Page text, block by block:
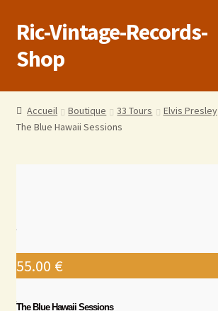
Ric-Vintage-Records-
Shop
Accueil
Boutique
Conditions générales de vente
Accueil Boutique 33 Tours Elvis Presley
The Blue Hawaii Sessions
55.00 €
The Blue Hawaii Sessions